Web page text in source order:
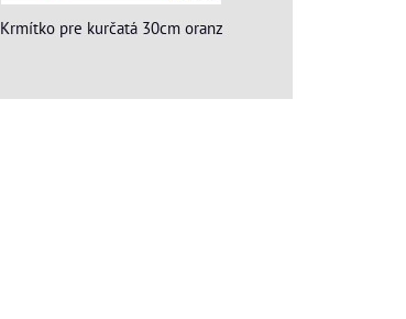
Krmítko pre kurčatá 30cm oranz